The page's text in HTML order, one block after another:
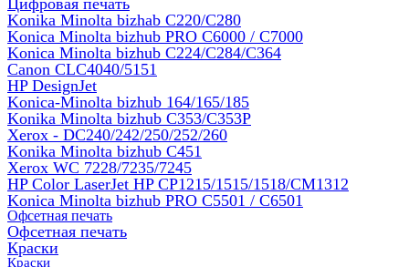
Цифровая печать
Konika Minolta bizhab C220/C280
Konica Minolta bizhub PRO C6000 / C7000
Konica Minolta bizhub С224/С284/С364
Canon CLC4040/5151
HP DesignJet
Konica-Minolta bizhub 164/165/185
Konika Minolta bizhub C353/C353Р
Xerox - DC240/242/250/252/260
Konika Minolta bizhub C451
Xerox WC 7228/7235/7245
HP Color LaserJet HP CP1215/1515/1518/CM1312
Konica Minolta bizhub PRO С5501 / С6501
Офсетная печать
Офсетная печать
Краски
Краски